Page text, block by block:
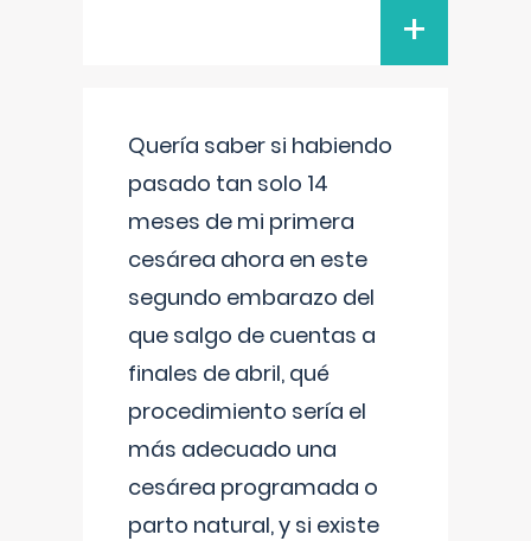
+
Quería saber si habiendo
pasado tan solo 14
meses de mi primera
cesárea ahora en este
segundo embarazo del
que salgo de cuentas a
finales de abril, qué
procedimiento sería el
más adecuado una
cesárea programada o
parto natural, y si existe